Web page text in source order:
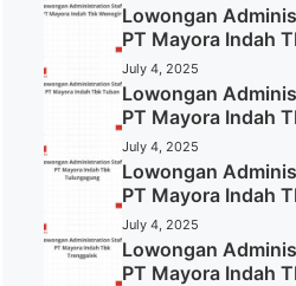
Lowongan
PT Mayora Indah
Tahun 2025 (Apply
July 4, 2025
Lowongan
PT Mayora Indah
Tahun 2025 (Resmi)
July 4, 2025
Lowongan
PT Mayora Indah
Tulungagung
Sekarang)
July 4, 2025
Lowongan
PT Mayora Indah